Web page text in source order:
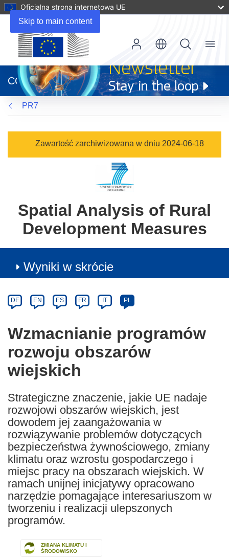
Skip to main content
Oficjalna strona internetowa UE
otworzy
się
w
nowym
oknie)
CORDIS
Menu
PR7
Zawartość zarchiwizowana w dniu 2024-06-18
Spatial Analysis of Rural
Development Measures
Wyniki w skrócie
Category
Article
available
the
following
languages:
DE EN ES FR IT PL
Wzmacnianie programów
rozwoju obszarów
wiejskich
Strategiczne znaczenie, jakie UE nadaje
rozwojowi obszarów wiejskich, jest
dowodem jej zaangażowania w
rozwiązywanie problemów dotyczących
bezpieczeństwa żywnościowego, zmiany
klimatu oraz wzrostu gospodarczego i
miejsc pracy na obszarach wiejskich. W
ramach unijnej inicjatywy opracowano
narzędzie pomagające interesariuszom w
tworzeniu i realizacji ulepszonych
programów.
ZMIANA KLIMATU I
ŚRODOWISKO